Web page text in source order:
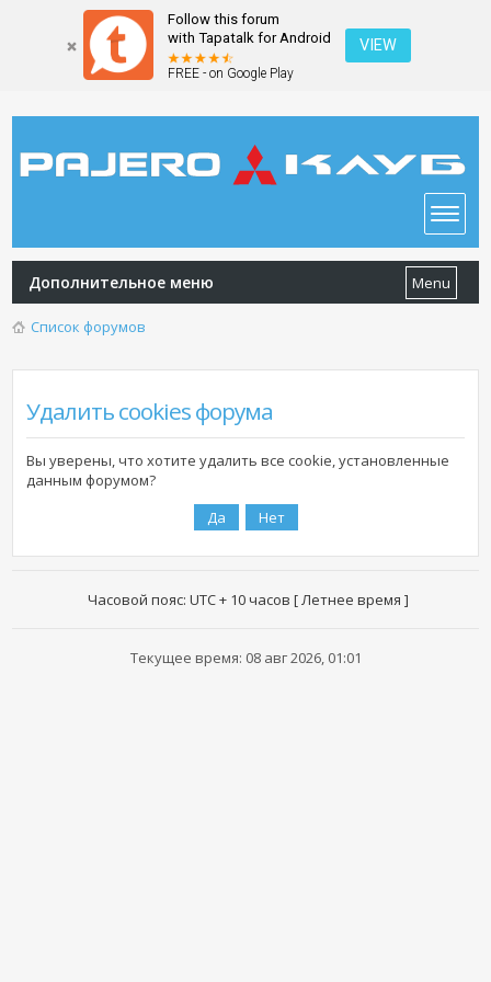
Follow this forum
with Tapatalk for Android
FREE - on Google Play
VIEW
Дополнительное меню Menu
Список форумов
Удалить cookies форума
Вы уверены, что хотите удалить все cookie, установленные
данным форумом?
Часовой пояс: UTC + 10 часов [ Летнее время ]
Текущее время: 08 авг 2026, 01:01